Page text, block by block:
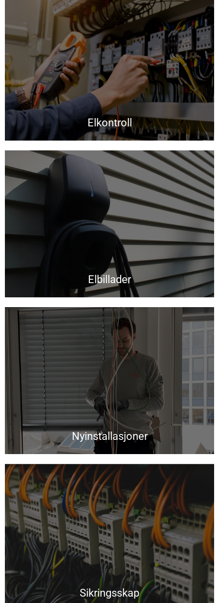
Elkontroll
Elbillader
Nyinstallasjoner
Sikringsskap